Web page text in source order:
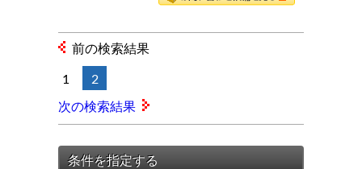
前の検索結果
1 2
次の検索結果